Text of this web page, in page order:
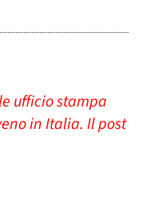
ufficio stampa
in Italia. Il post